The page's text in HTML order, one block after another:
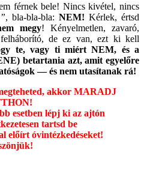
férnek bele! Nincs kivétel, nincs
, bla-bla-bla: NEM! Kérlek, értsd
megy! Kényelmetlen, zavaró,
felháborító, de ez van, ezt ki kell
te, vagy ti miért NEM, és a
betartania azt, amit egyelőre
— és nem utasítanak rá!
akkor MARADJ
esetben lépj ki az ajtón
tartsd be
előírt óvintézkedéseket!